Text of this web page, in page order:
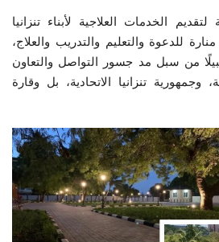
español
الخدمات العلاجية لأبناء تنزانيا
للدعوة والتعليم والتدريب والعلاج،
من سبل مد جسور التواصل والتعاون
وجمهورية تنزانيا الاتحادية، بل وقارة